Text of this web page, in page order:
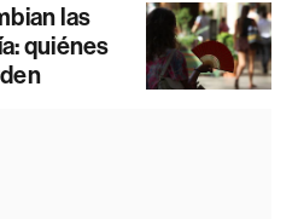
las
quiénes